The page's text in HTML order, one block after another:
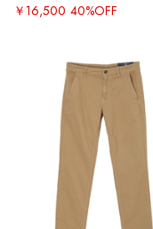
￥16,500 40%OFF